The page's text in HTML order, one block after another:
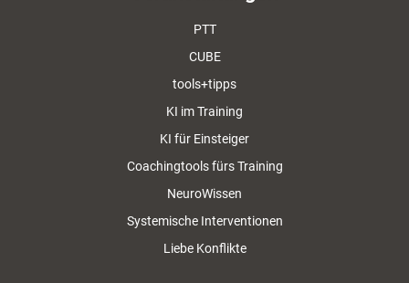
PTT
CUBE
tools+tipps
KI im Training
KI für Einsteiger
Coachingtools fürs Training
NeuroWissen
Systemische Interventionen
Liebe Konflikte